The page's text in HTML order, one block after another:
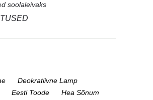
soolaleivaks
Deokratiivne Lamp
Eesti Toode
Hea Sõnum